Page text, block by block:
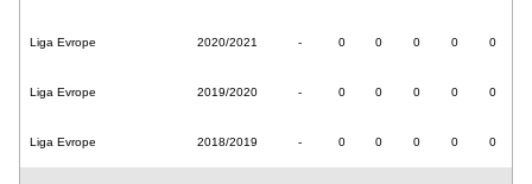
Liga Evrope 2020/2021 - 0 0 0 0 0
Liga Evrope 2019/2020 - 0 0 0 0 0
Liga Evrope 2018/2019 - 0 0 0 0 0